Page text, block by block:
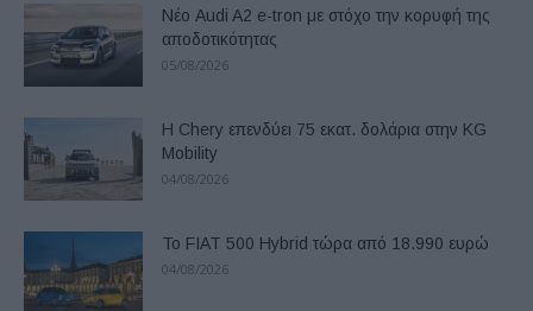
Νέο Audi A2 e-tron με στόχο την κορυφή της
αποδοτικότητας
05/08/2026
Η Chery επενδύει 75 εκατ. δολάρια στην KG
Mobility
04/08/2026
Το FIAT 500 Hybrid τώρα από 18.990 ευρώ
04/08/2026